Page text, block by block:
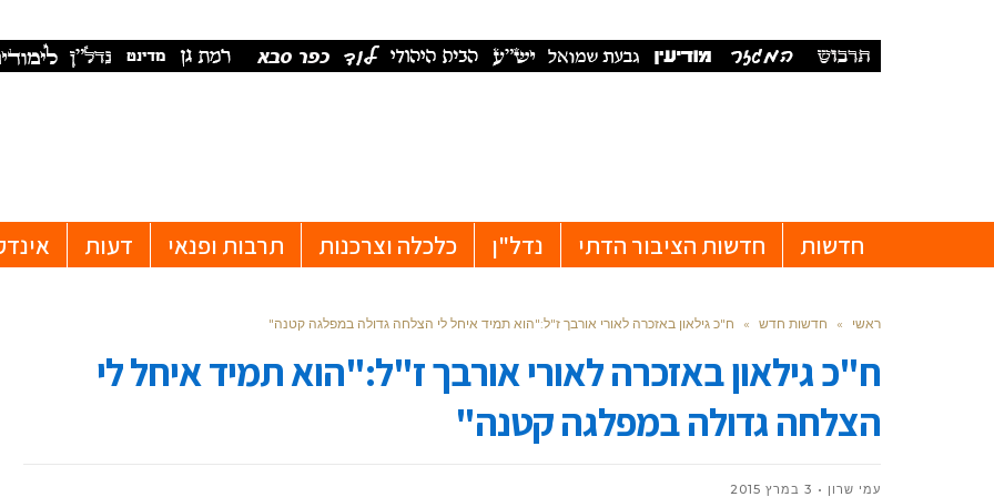
חדשות חדשות הציבור הדתי נדל"ן כלכלה וצרכנות תרבות ופנאי דעות
ראשי » חדשות חדש » ח"כ גילאון באזכרה לאורי אורבך ז"ל:"הוא תמיד איחל לי הצלחה גדולה במפלגה קטנה"
ח"כ גילאון באזכרה לאורי אורבך ז"ל:"הוא תמיד איחל לי
הצלחה גדולה במפלגה קטנה"
עמי שרון 3 במרץ 2015